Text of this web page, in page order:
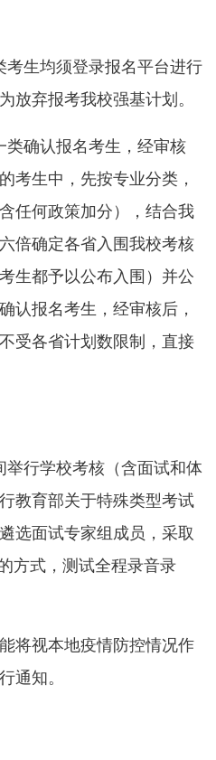
考生均须登录报名平台进行
放弃报考我校强基计划。
类确认报名考生，经审核
考生中，先按专业分类，
任何政策加分），结合我
倍确定各省入围我校考核
生都予以公布入围）并公
认报名考生，经审核后，
受各省计划数限制，直接
举行学校考核（含面试和体
教育部关于特殊类型考试
选面试专家组成员，采取
方式，测试全程录音录
将视本地疫情防控情况作
通知。